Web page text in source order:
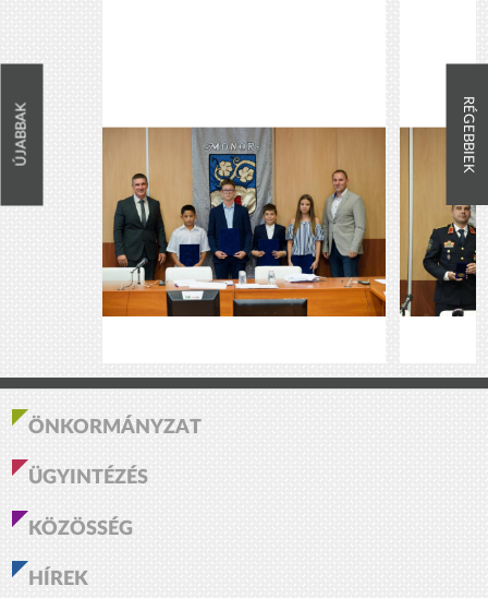
ÚJABBAK RÉGEBBIEK
ÖNKORMÁNYZAT
ÜGYINTÉZÉS
KÖZÖSSÉG
HÍREK